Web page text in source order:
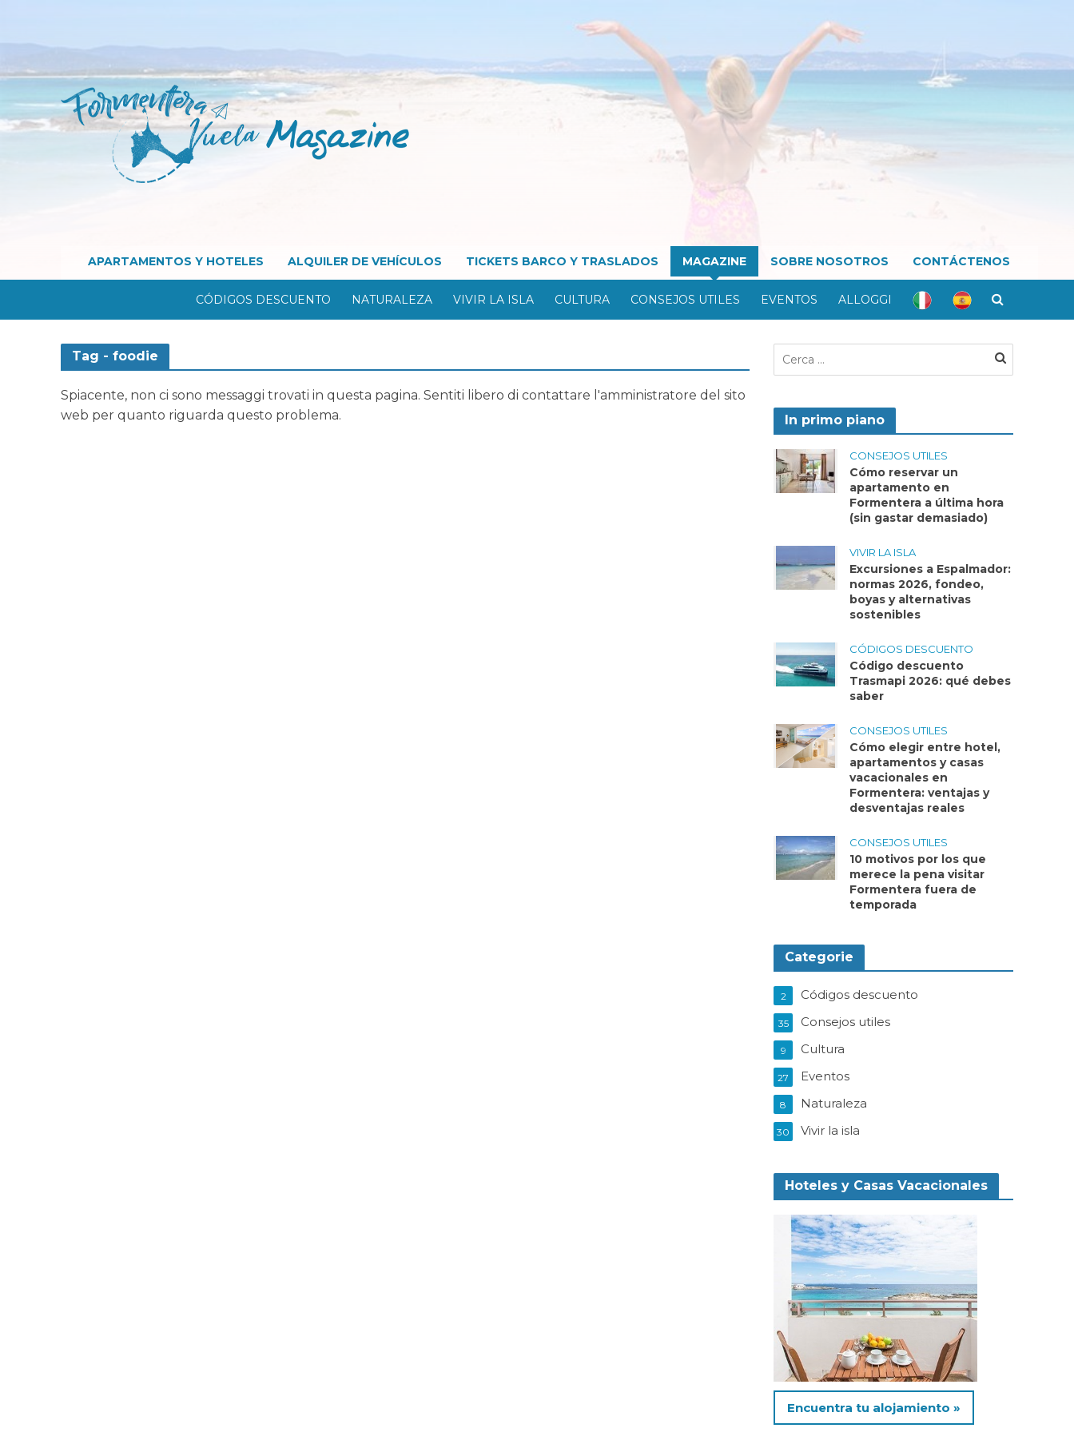
APARTAMENTOS Y HOTELES ALQUILER DE VEHÍCULOS TICKETS BARCO Y TRASLADOS MAGAZINE SOBRE NOSOTROS CONTÁCTENOS
CÓDIGOS DESCUENTO NATURALEZA VIVIR LA ISLA CULTURA CONSEJOS UTILES EVENTOS ALLOGGI
Tag - foodie
Spiacente, non ci sono messaggi trovati in questa pagina. Sentiti libero di contattare l'amministratore del sito
web per quanto riguarda questo problema.
In primo piano
CONSEJOS UTILES
Cómo reservar un
apartamento en
Formentera a última hora
(sin gastar demasiado)
VIVIR LA ISLA
Excursiones a Espalmador:
normas 2026, fondeo,
boyas y alternativas
sostenibles
CÓDIGOS DESCUENTO
Código descuento
Trasmapi 2026: qué debes
saber
CONSEJOS UTILES
Cómo elegir entre hotel,
apartamentos y casas
vacacionales en
Formentera: ventajas y
desventajas reales
CONSEJOS UTILES
10 motivos por los que
merece la pena visitar
Formentera fuera de
temporada
Categorie
Códigos descuento
2
Consejos utiles
35
Cultura
9
Eventos
27
Naturaleza
8
Vivir la isla
30
Hoteles y Casas Vacacionales
Encuentra tu alojamiento »